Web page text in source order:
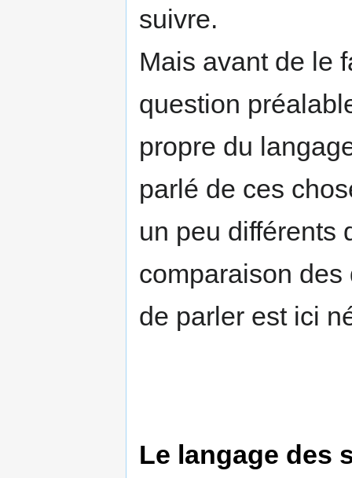
sui­vre.
Mais avant de le
question
propre du
parlé de ces
un peu différents
comparaison
de parler est ici
Le langage des